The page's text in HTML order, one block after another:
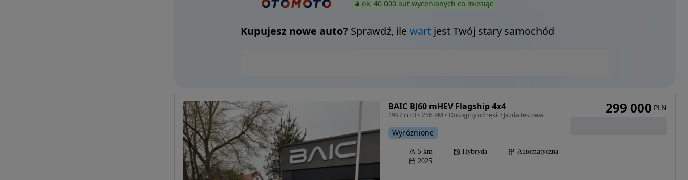
ok. 40 000 aut wycenianych co miesiąc
Kupujesz nowe auto? Sprawdź, ilewartjest Twój stary samochód
BAIC BJ60 mHEV Flagship 4x4
1997 cm3 • 256 KM • Dostępny od ręki! / Jazda testowa
Wyróżnione
5 km Hybryda
Automatyczna
2025
299 000 PLN